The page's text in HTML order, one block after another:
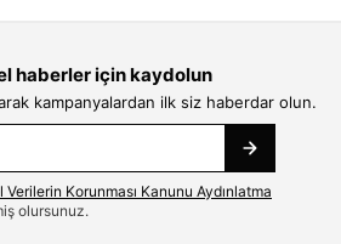
haberler için kaydolun
kampanyalardan ilk siz haberdar olun.
Verilerin Korunması Kanunu Aydınlatma
olursunuz.